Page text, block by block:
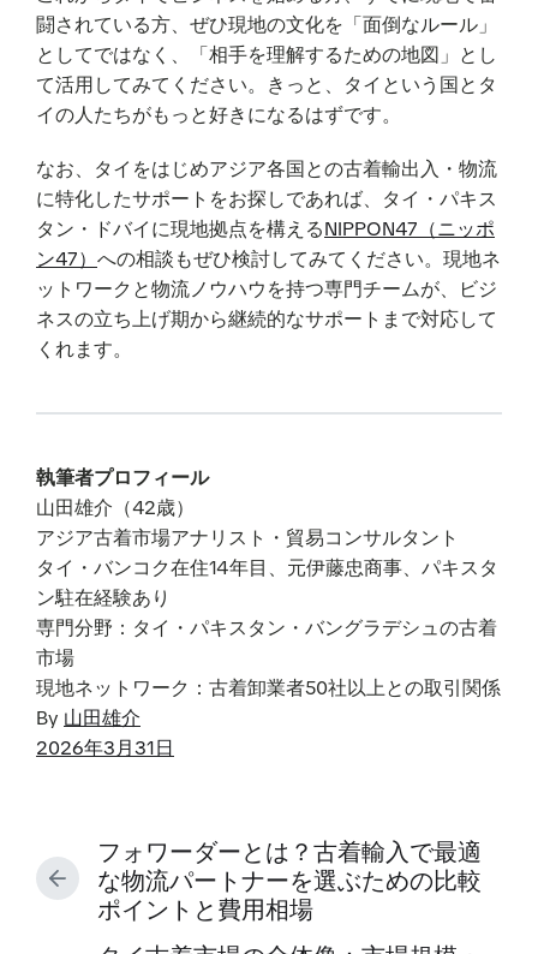
闘されている方、ぜひ現地の文化を「面倒なルール」
としてではなく、「相手を理解するための地図」とし
て活用してみてください。きっと、タイという国とタ
イの人たちがもっと好きになるはずです。
なお、タイをはじめアジア各国との古着輸出入・物流
に特化したサポートをお探しであれば、タイ・パキス
タン・ドバイに現地拠点を構えるNIPPON47（ニッポ
ン47） への相談もぜひ検討してみてください。現地ネ
ットワークと物流ノウハウを持つ専門チームが、ビジ
ネスの立ち上げ期から継続的なサポートまで対応して
くれます。
執筆者プロフィール
山田雄介（42歳）
アジア古着市場アナリスト・貿易コンサルタント
タイ・バンコク在住14年目、元伊藤忠商事、パキスタ
ン駐在経験あり
専門分野：タイ・パキスタン・バングラデシュの古着
市場
現地ネットワーク：古着卸業者50社以上との取引関係
By 山田雄介
P
d
a
2026年3月31日
P
フォワーダーとは？古着輸入で最適
な物流パートナーを選ぶための比較
ポイントと費用相場